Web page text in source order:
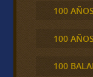
100
100
100